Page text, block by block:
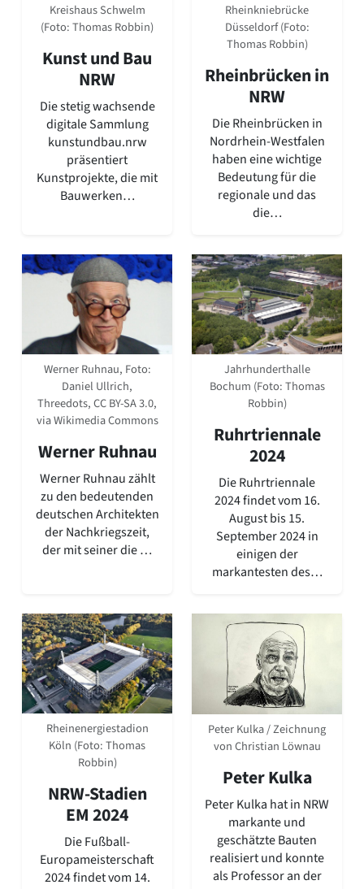
Suchbegriff eingeben
Kreishaus Schwelm
(Foto: Thomas Robbin)
Kunst und Bau
NRW
Die stetig wachsende
digitale Sammlung
kunstundbau.nrw
präsentiert
Kunstprojekte, die mit
Bauwerken…
Rheinkniebrücke
Düsseldorf (Foto:
Thomas Robbin)
Rheinbrücken in
NRW
Die Rheinbrücken in
Nordrhein-Westfalen
haben eine wichtige
Bedeutung für die
regionale und das
die…
Werner Ruhnau, Foto:
Daniel Ullrich,
Threedots, CC BY-SA 3.0,
via Wikimedia Commons
Werner Ruhnau
Werner Ruhnau zählt
zu den bedeutenden
deutschen Architekten
der Nachkriegszeit,
der mit seiner die …
Jahrhunderthalle
Bochum (Foto: Thomas
Robbin)
Ruhrtriennale
2024
Die Ruhrtriennale
2024 findet vom 16.
August bis 15.
September 2024 in
einigen der
markantesten des…
Rheinenergiestadion
Köln (Foto: Thomas
Robbin)
NRW-Stadien
EM 2024
Die Fußball-
Europameisterschaft
2024 findet vom 14.
Peter Kulka / Zeichnung
von Christian Löwnau
Peter Kulka
Peter Kulka hat in NRW
markante und
geschätzte Bauten
realisiert und konnte
als Professor an der